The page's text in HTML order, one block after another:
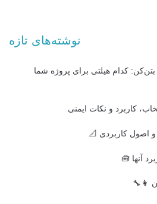
نوشته‌های تازه
کدام هیلتی برای پروژه شما
کاربرد و نکات ایمنی
اصول کاربردی 📐
آنها 🧰
👩‍🔧